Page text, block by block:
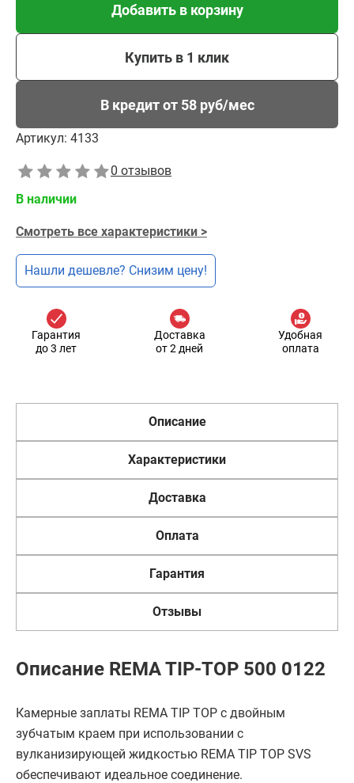
Добавить в корзину
Купить в 1 клик
В кредит от 58 руб/мес
Артикул: 4133
0 отзывов
В наличии
Смотреть все характеристики >
Нашли дешевле? Снизим цену!
Гарантия
до 3 лет
Доставка
от 2 дней
Удобная
оплата
Описание
Характеристики
Доставка
Оплата
Гарантия
Отзывы
Описание REMA TIP-TOP 500 0122
Камерные заплаты REMA TIP TOP с двойным
зубчатым краем при использовании с
вулканизирующей жидкостью REMA TIP TOP SVS
обеспечивают идеальное соединение.